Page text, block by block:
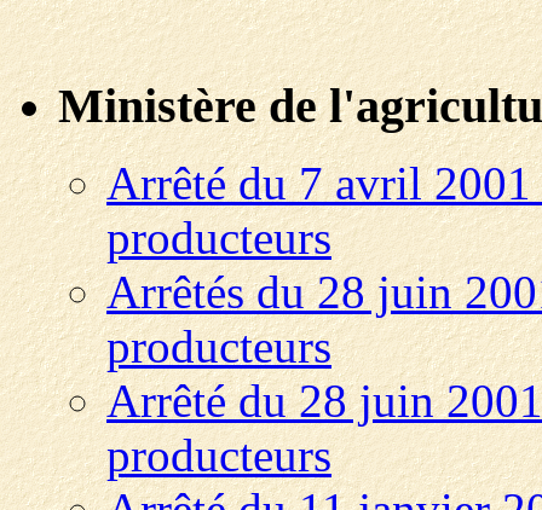
Ministère de
Arrêté du 7 avril
producteurs
Arrêtés du 28 juin
producteurs
Arrêté du 28 juin
producteurs